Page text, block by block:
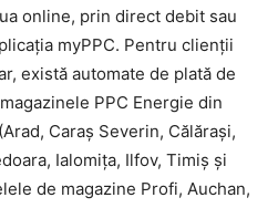
online, prin direct debit sau
myPPC. Pentru clienții
există automate de plată de
PPC Energie din
Caraș Severin, Călărași,
Ialomița, Ilfov, Timiș și
de magazine Profi, Auchan,